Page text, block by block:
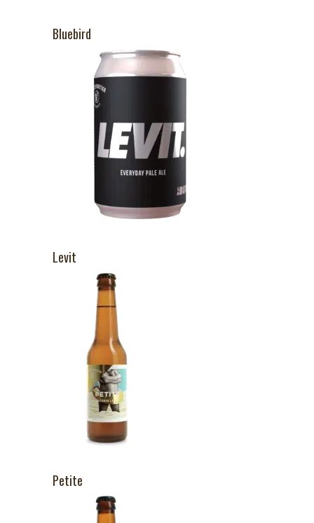
Bluebird
Levit
Petite